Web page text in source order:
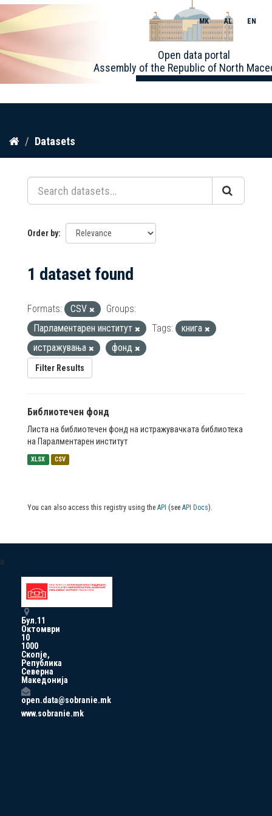
Skip
content
Open data portal
Assembly of the Republic of North
MK AL EN
Datasets
Order by
1 dataset found
Formats: CSV
Groups:
Парламентарен институт
Tags:
книга
истражувања
фонд
Filter Results
Библиотечен фонд
Листа на библиотечен фонд на истражувачката библиотека
на Паралментарен институт
XLSX CSV
You can also access this registry using the API (see API Docs).
a
Бул.11
Октомври
10
1000
Скопје,
Република
Северна
Македонија
open.data@sobranie.mk
www.sobranie.mk